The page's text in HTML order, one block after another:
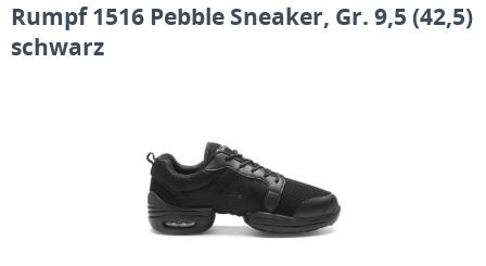
Rumpf 1516 Pebble Sneaker, Gr. 9,5 (42,5)
schwarz